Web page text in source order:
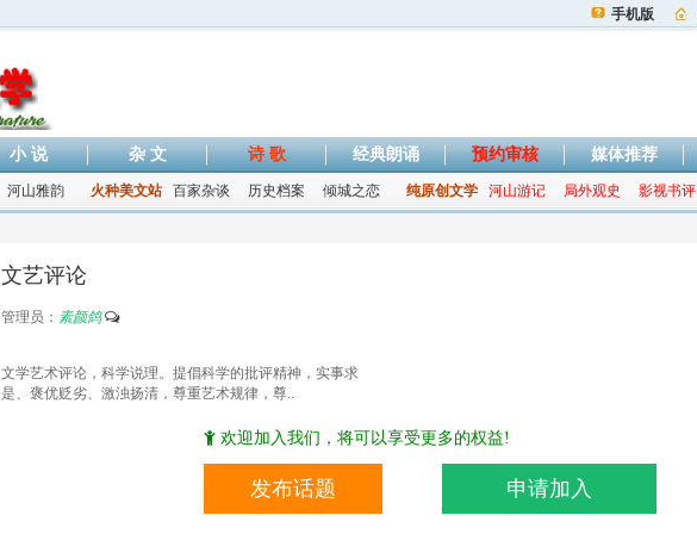
手机版
小 说 杂 文 诗 歌 经典朗诵 预约审核 媒体推荐
河山雅韵 火种美文站 百家杂谈 历史档案 倾城之恋 纯原创文学 河山游记 局外观史 影视书评
文艺评论
管理员： 素颜鸽
文学艺术评论，科学说理。提倡科学的批评精神，实事求
是、褒优贬劣、激浊扬清，尊重艺术规律，尊..
欢迎加入我们，将可以享受更多的权益!
发布话题 申请加入